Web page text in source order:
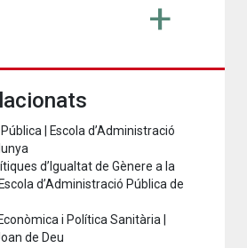
| Escola d’Administració
d’Igualtat de Gènere a la
d’Administració Pública de
i Política Sanitària |
de Deu